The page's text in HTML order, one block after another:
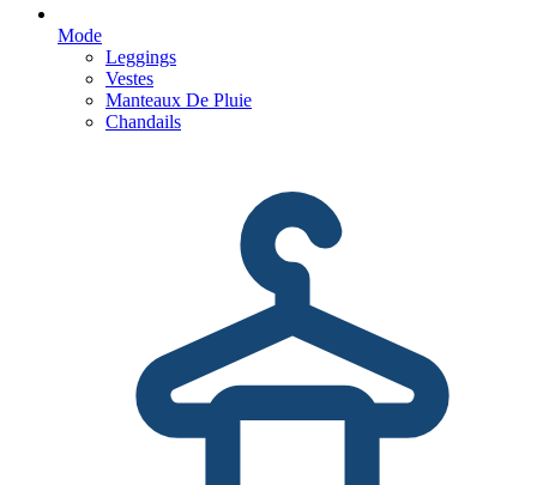
Mode
Leggings
Vestes
Manteaux De Pluie
Chandails